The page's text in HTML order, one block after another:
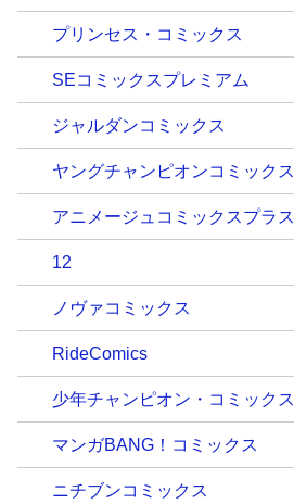
プリンセス・コミックス
SEコミックスプレミアム
ジャルダンコミックス
ヤングチャンピオンコミックス
アニメージュコミックスプラス
12
ノヴァコミックス
RideComics
少年チャンピオン・コミックス
マンガBANG！コミックス
ニチブンコミックス